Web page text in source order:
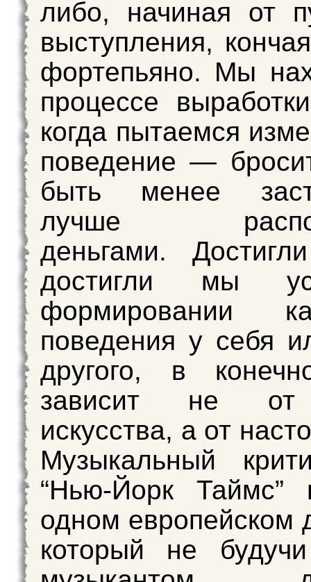
либо, начиная от
выступления,
фортепьяно. Мы
процессе
когда пытаемся
поведение —
быть менее
лучше
деньгами.
достигли мы
формировании
поведения у себя
другого, в
зависит не от
искусства, а от
Музыкальный
“Нью-Йорк Таймс”
одном европейском
который не